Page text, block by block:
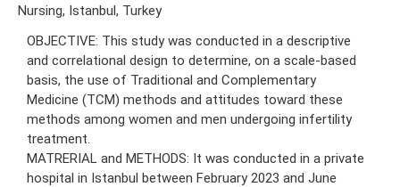
Nursing, Istanbul, Turkey
OBJECTIVE: This study was conducted in a descriptive
and correlational design to determine, on a scale-based
basis, the use of Traditional and Complementary
Medicine (TCM) methods and attitudes toward these
methods among women and men undergoing infertility
treatment.
MATRERIAL and METHODS: It was conducted in a private
hospital in Istanbul between February 2023 and June